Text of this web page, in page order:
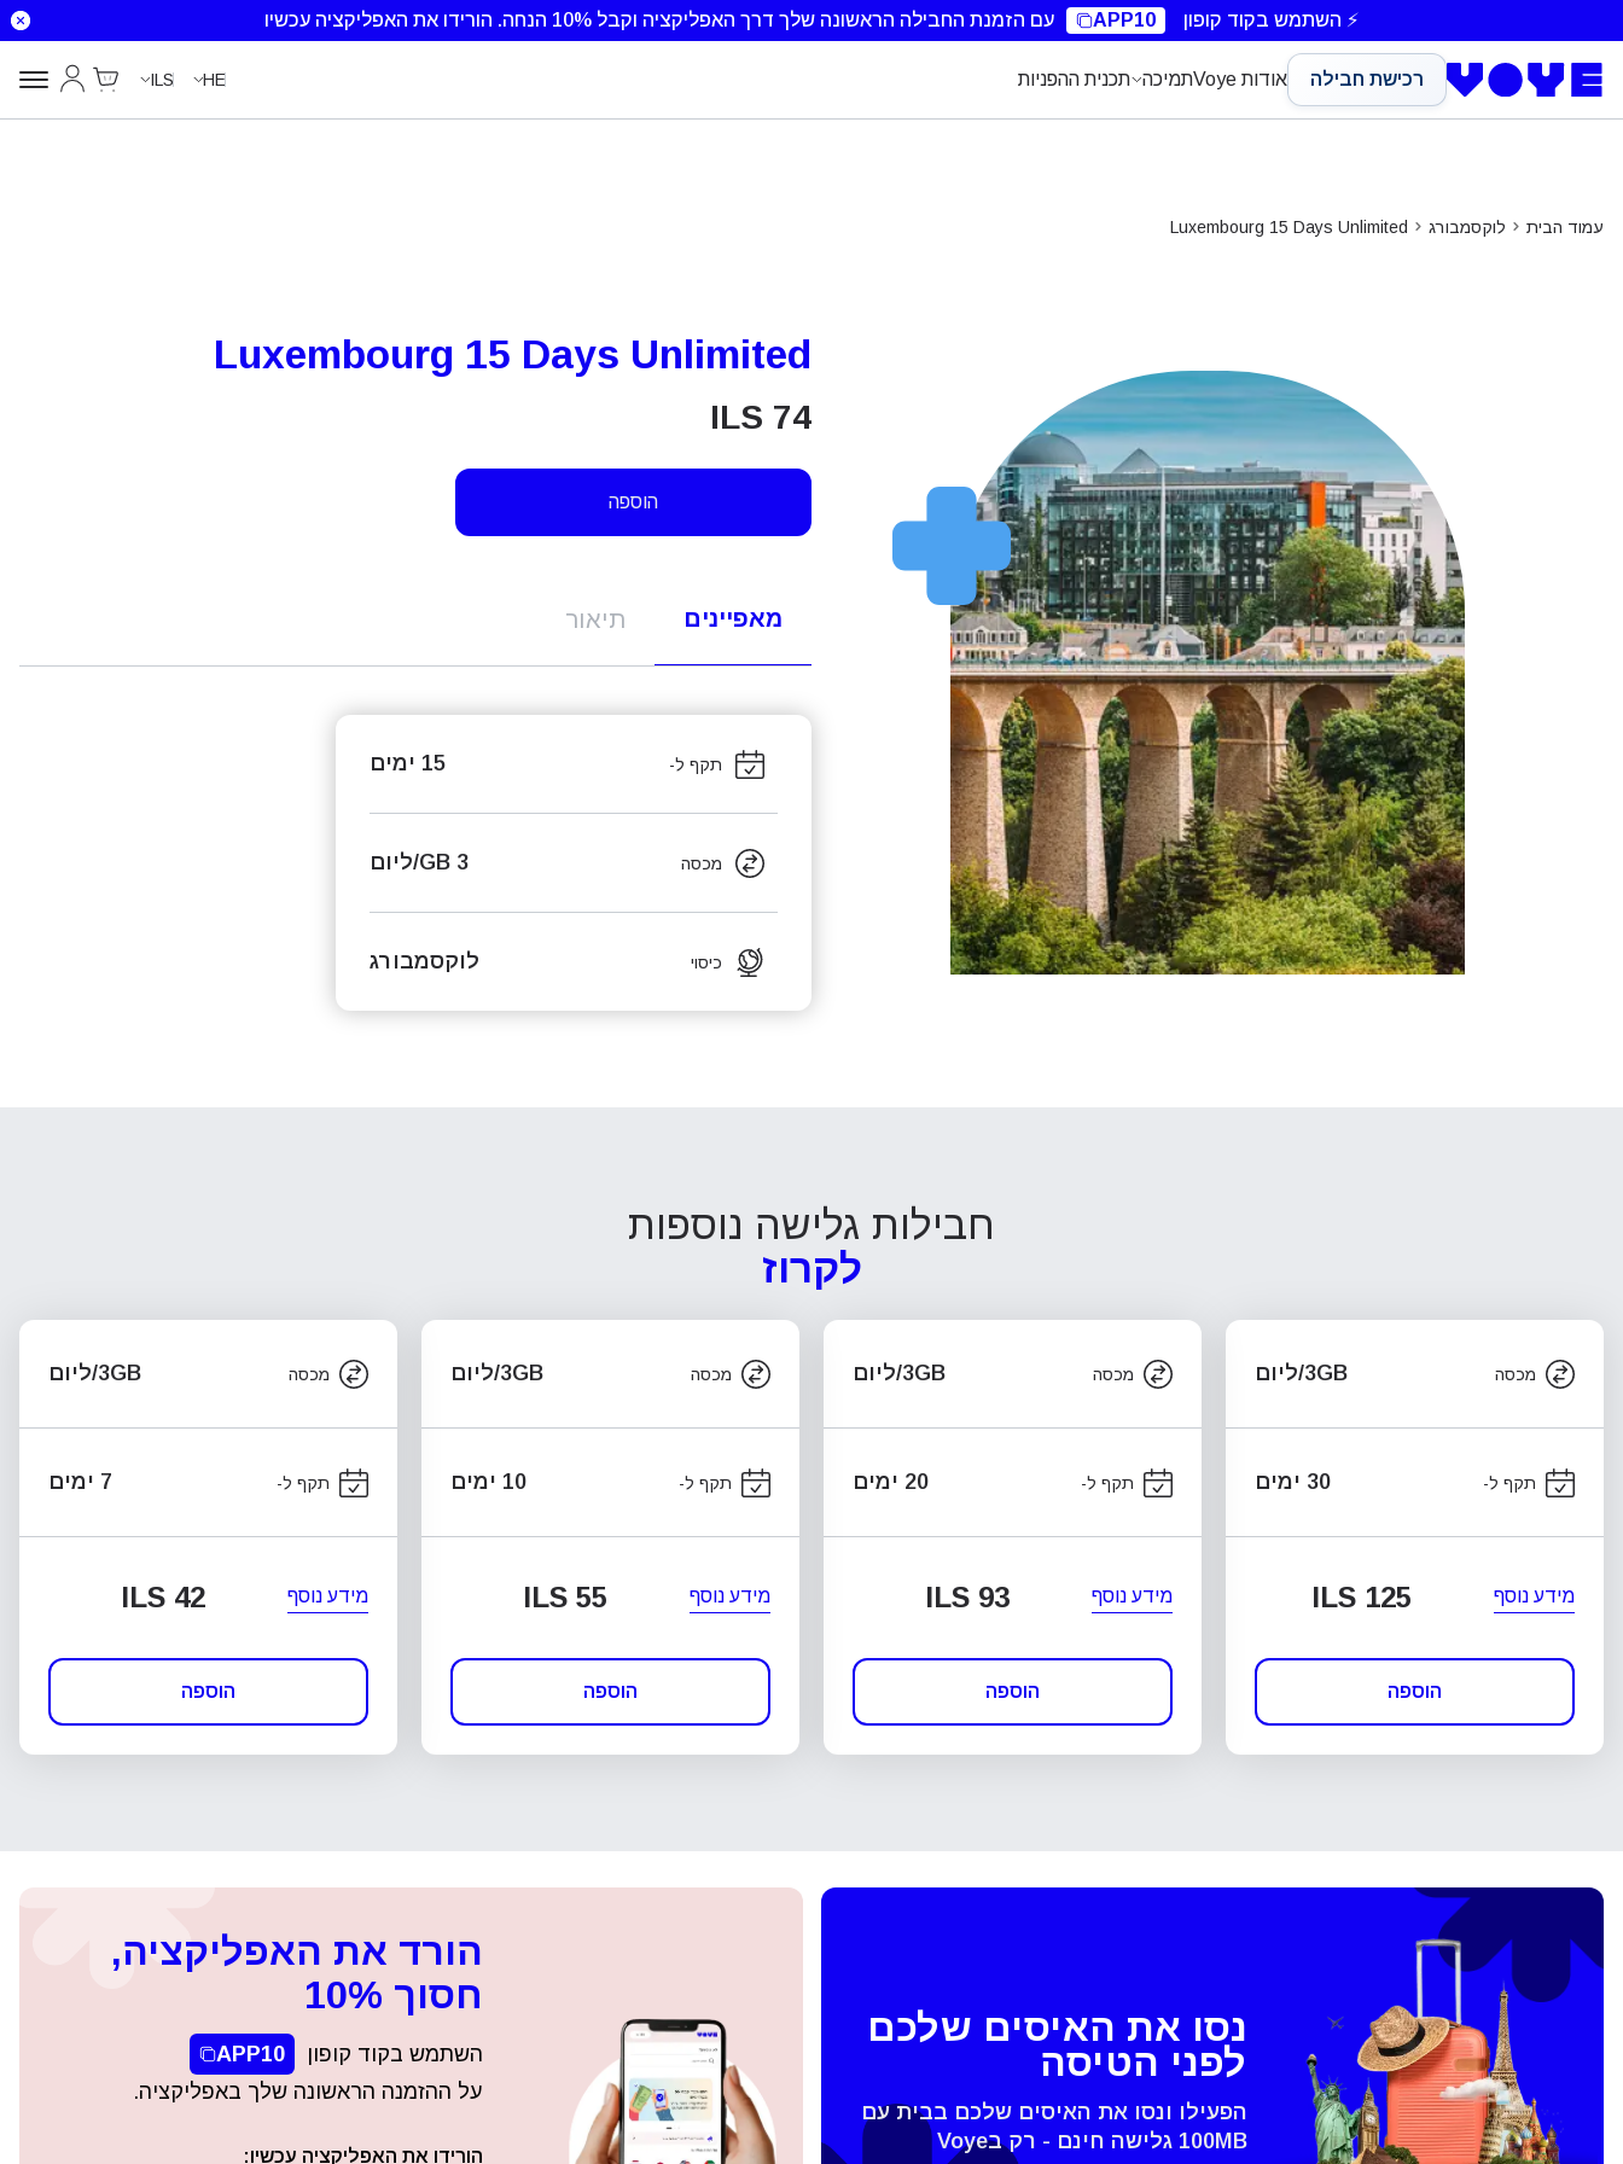
⚡ השתמש בקוד קופון APP10 עם הזמנת החבילה הראשונה שלך דרך האפליקציה וקבל 10% הנחה. הורידו את האפליקציה עכשיו
רכישת חבילה אודות Voye תמיכה תכנית ההפניות HE
ILS
Cart
החשבון
עמוד הבית לוקסמבורג Luxembourg 15 Days Unlimited
Luxembourg 15 Days Unlimited
ILS 74
הוספה
מאפיינים תיאור
תקף ל- 15 ימים
מכסה 3 GB/ליום
כיסוי לוקסמבורג
חבילות גלישה נוספות
לקרוז
מכסה 3GB/ליום
תקף ל- 30 ימים
מידע נוסף ILS 125
הוספה
מכסה 3GB/ליום
תקף ל- 20 ימים
מידע נוסף ILS 93
הוספה
מכסה 3GB/ליום
תקף ל- 10 ימים
מידע נוסף ILS 55
הוספה
מכסה 3GB/ליום
תקף ל- 7 ימים
מידע נוסף ILS 42
הוספה
סגירת החלונית
נסו את האיסים שלכם
לפני הטיסה
הפעילו ונסו את האיסים שלכם בבית עם
100MB גלישה חינם - רק בVoye
הורד את האפליקציה,
חסוך 10%
השתמש בקוד קופון
APP10
על ההזמנה הראשונה שלך באפליקציה.
הורידו את האפליקציה עכשיו: